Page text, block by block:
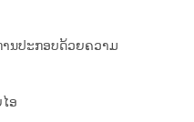
ານປະກອບດ້ວຍຄວາມ
ອ